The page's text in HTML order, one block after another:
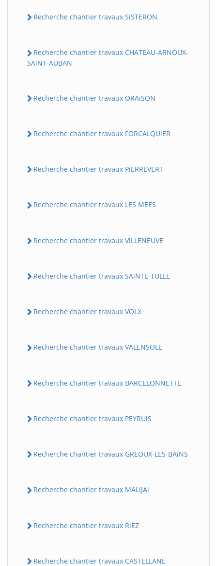
Recherche chantier travaux SiSTERON
Recherche chantier travaux CHATEAU-ARNOUX-
SAiNT-AUBAN
Recherche chantier travaux ORAiSON
Recherche chantier travaux FORCALQUiER
Recherche chantier travaux PiERREVERT
Recherche chantier travaux LES MEES
Recherche chantier travaux ViLLENEUVE
Recherche chantier travaux SAiNTE-TULLE
Recherche chantier travaux VOLX
Recherche chantier travaux VALENSOLE
Recherche chantier travaux BARCELONNETTE
Recherche chantier travaux PEYRUiS
Recherche chantier travaux GREOUX-LES-BAiNS
Recherche chantier travaux MALiJAi
Recherche chantier travaux RiEZ
Recherche chantier travaux CASTELLANE